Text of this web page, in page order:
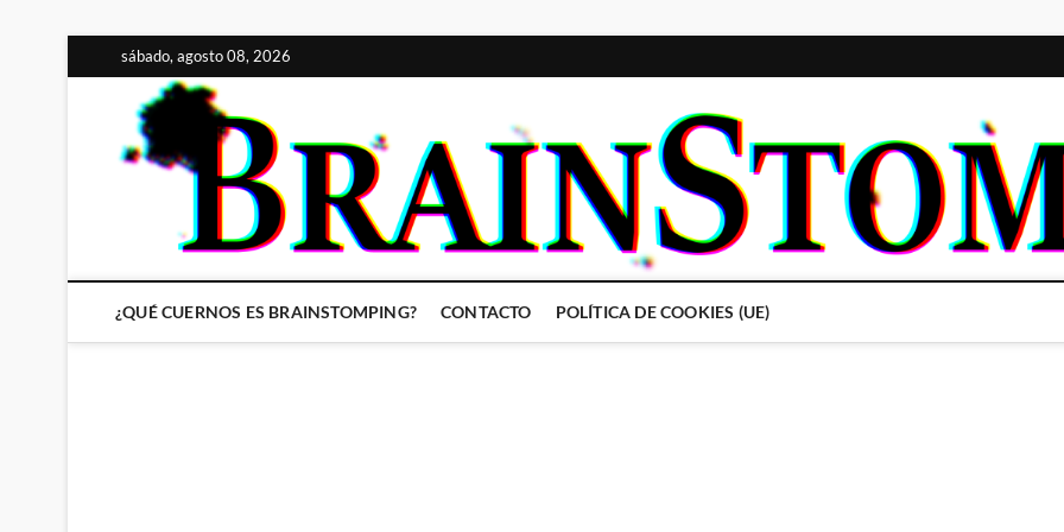
al
contenido
sábado, agosto 08, 2026
¿QUÉ CUERNOS ES BRAINSTOMPING? CONTACTO POLÍTICA DE COOKIES (UE)